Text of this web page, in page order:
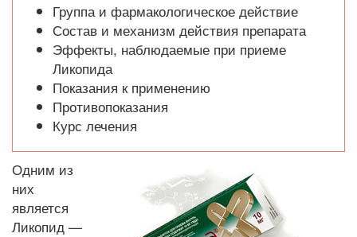
Группа и фармакологическое действие
Состав и механизм действия препарата
Эффекты, наблюдаемые при приеме
Ликопида
Показания к применению
Противопоказания
Курс лечения
Одним из
них
является
Ликопид —